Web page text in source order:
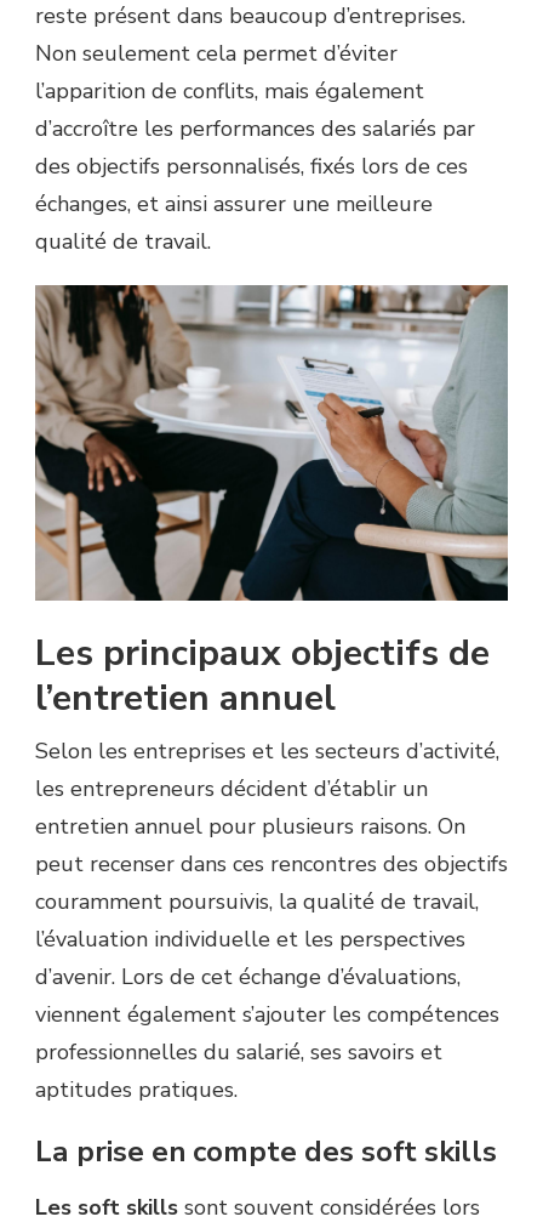
reste présent dans beaucoup d’entreprises.
Non seulement cela permet d’éviter
l’apparition de conflits, mais également
d’accroître les performances des salariés par
des objectifs personnalisés, fixés lors de ces
échanges, et ainsi assurer une meilleure
qualité de travail.
Les principaux objectifs de
l’entretien annuel
Selon les entreprises et les secteurs d’activité,
les entrepreneurs décident d’établir un
entretien annuel pour plusieurs raisons. On
peut recenser dans ces rencontres des objectifs
couramment poursuivis, la qualité de travail,
l’évaluation individuelle et les perspectives
d’avenir. Lors de cet échange d’évaluations,
viennent également s’ajouter les compétences
professionnelles du salarié, ses savoirs et
aptitudes pratiques.
La prise en compte des soft skills
Les soft skills sont souvent considérées lors